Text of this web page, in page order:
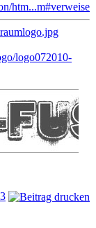
htm...m#verweise